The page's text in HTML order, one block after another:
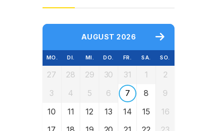
AUGUST 2026
MO. DI. MI. DO. FR. SA. SO.
27 28 29 30 31 1
2
3
4 5 6 7 8
9
10
11 12 13 14 15
16